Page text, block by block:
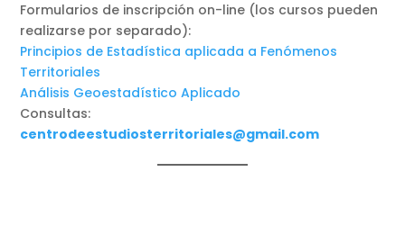
Formularios de inscripción on-line (los cursos pueden
realizarse por separado):
Principios de Estadística aplicada a Fenómenos
Territoriales
Análisis Geoestadístico Aplicado
Consultas:
centrodeestudiosterritoriales@gmail.com